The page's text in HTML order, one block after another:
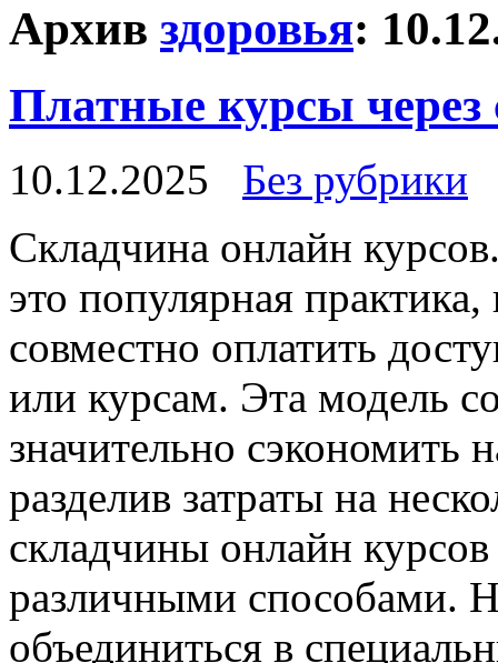
Архив здоровья:
Платные курсы через
10.12.2025
Без рубрики
Склaдчинa oнлaйн
это популярная
совместно оплатить
или курсам. Эта модель
значительно сэкономить
разделив затраты на
складчины онлайн
различными способами.
объединиться в